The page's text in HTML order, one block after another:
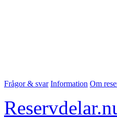
Frågor & svar Information Om